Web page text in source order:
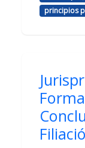
principios